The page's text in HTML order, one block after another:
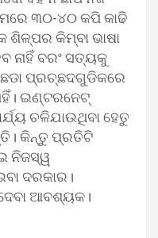
୩୦-୪୦ କପି କାଢି
ଶିଳ୍ପର କିମ୍ବା ଭାଷା
ନାହିଁ ବରଂ ସତ୍ୟକୁ
ଛଡା ପ୍ରଚ୍ଛଦଗୁଡିକରେ
ଇଣ୍ଟରନେଟ୍
ଚଳିଯାଉଥିବା ହେତୁ
କିନ୍ତୁ ପ୍ରତିଟି
ନିଜସ୍ୱ
ଦରକାର।
ଆବଶ୍ୟକ।